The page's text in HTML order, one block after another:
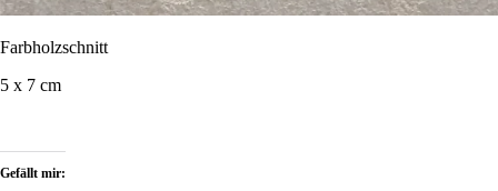
Farbholzschnitt
5 x 7 cm
Gefällt mir: